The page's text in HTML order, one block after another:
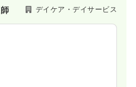
デイケア・デイサービス